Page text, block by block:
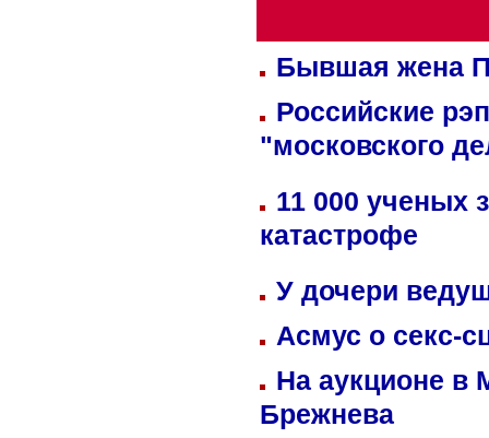
Бывшая жена
Российские
"московского
11 000 ученых
катастрофе
У дочери
Асмус о секс-
На аукционе в
Брежнева